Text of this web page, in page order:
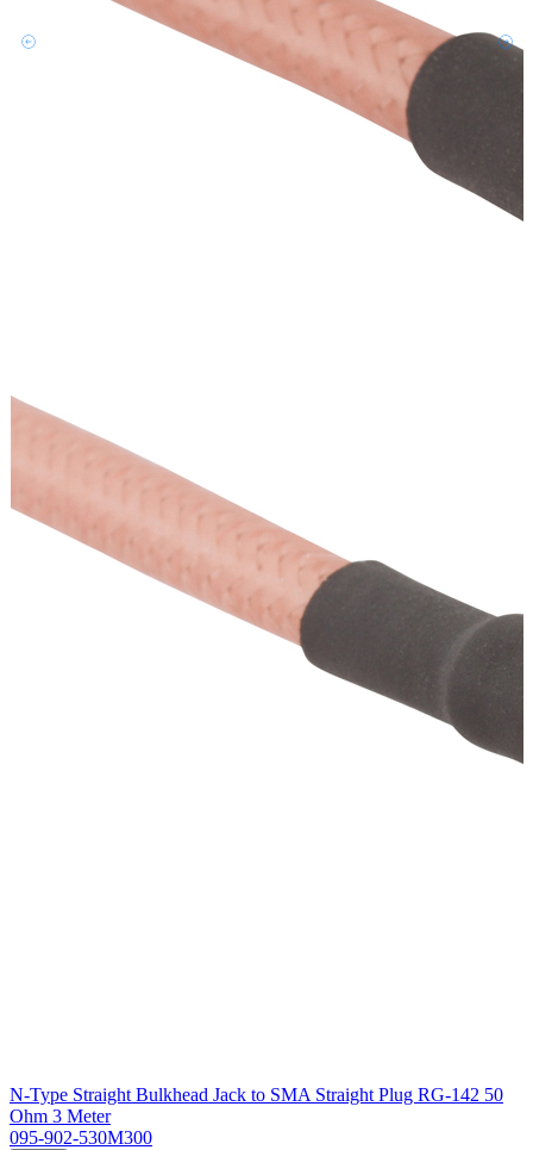
N-Type Straight Bulkhead Jack to SMA Straight Plug RG-142 50
Ohm 3 Meter
095-902-530M300